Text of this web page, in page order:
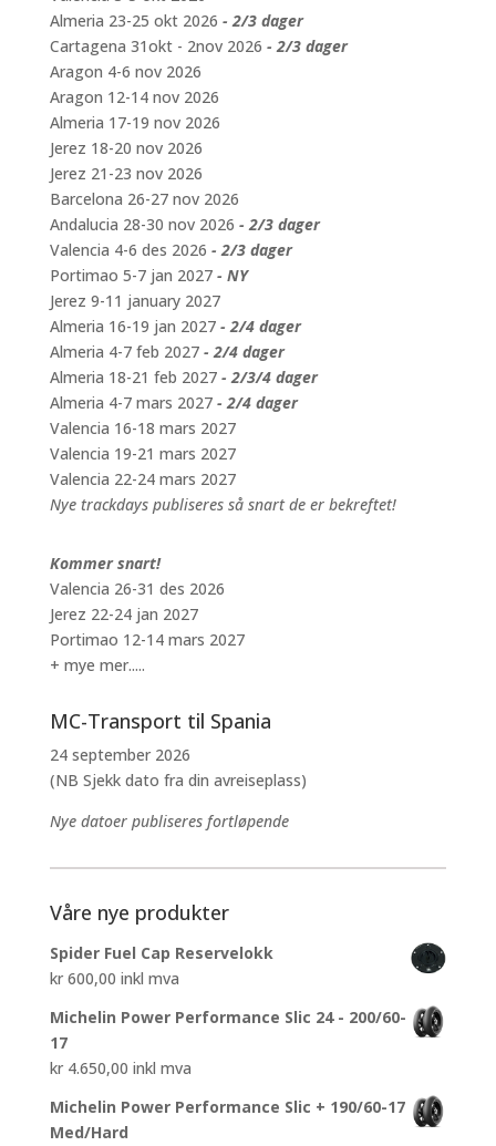
Almeria 23-25 okt 2026 - 2/3 dager
Cartagena 31okt - 2nov 2026 - 2/3 dager
Aragon 4-6 nov 2026
Aragon 12-14 nov 2026
Almeria 17-19 nov 2026
Jerez 18-20 nov 2026
Jerez 21-23 nov 2026
Barcelona 26-27 nov 2026
Andalucia 28-30 nov 2026 - 2/3 dager
Valencia 4-6 des 2026 - 2/3 dager
Portimao 5-7 jan 2027 - NY
Jerez 9-11 january 2027
Almeria 16-19 jan 2027 - 2/4 dager
Almeria 4-7 feb 2027 - 2/4 dager
Almeria 18-21 feb 2027 - 2/3/4 dager
Almeria 4-7 mars 2027 - 2/4 dager
Valencia 16-18 mars 2027
Valencia 19-21 mars 2027
Valencia 22-24 mars 2027
Nye trackdays publiseres så snart de er bekreftet!
Kommer snart!
Valencia 26-31 des 2026
Jerez 22-24 jan 2027
Portimao 12-14 mars 2027
+ mye mer.....
MC-Transport til Spania
24 september 2026
(NB Sjekk dato fra din avreiseplass)
Nye datoer publiseres fortløpende
Våre nye produkter
Spider Fuel Cap Reservelokk
kr600,00 inkl mva
Michelin Power Performance Slic 24 - 200/60-
17
kr4.650,00 inkl mva
Michelin Power Performance Slic + 190/60-17
Med/Hard